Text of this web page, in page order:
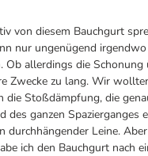
von diesem Bauchgurt
nur ungenügend
allerdings die
Zwecke zu lang. Wir
Stoßdämpfung, die
des ganzen
Leine.
ich den Bauchgurt